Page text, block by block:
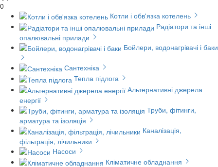
0
Котли і обв'язка котелень
Радіатори та інші
опалювальні прилади
Бойлери, водонагрівачі і баки
Сантехніка
Тепла підлога
Альтернативні джерела
енергії
Труби, фітинги,
арматура та ізоляція
Каналізація,
фільтрація, лічильники
Насоси
Кліматичне обладнання